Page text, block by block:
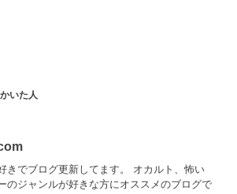
いた人
きでブログ更新してます。 オカルト、怖い
のジャンルが好きな方にオススメのブログで